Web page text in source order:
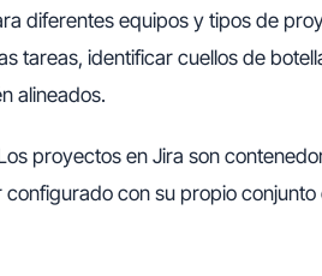
diferentes equipos y tipos de
tareas, identificar cuellos de
alineados.
proyectos en Jira son
con su propio